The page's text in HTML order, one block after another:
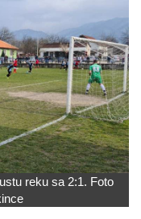
reku sa 2:1. Foto